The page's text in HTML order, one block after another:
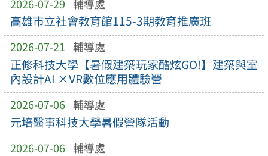
2026-07-29 輔導處
高雄市立社會教育館115-3期教育推廣班
2026-07-21 輔導處
正修科技大學【暑假建築玩家酷炫GO!】建築與室
內設計AI ×VR數位應用體驗營
2026-07-06 輔導處
元培醫事科技大學暑假營隊活動
2026-07-06 輔導處